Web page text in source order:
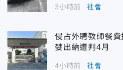
3小時前 社會
侵占外聘教師餐
婪出納遭判4月
4小時前 社會